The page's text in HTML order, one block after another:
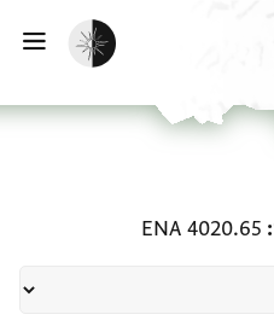
הפעלת מצב כהה
ENA 4020.65